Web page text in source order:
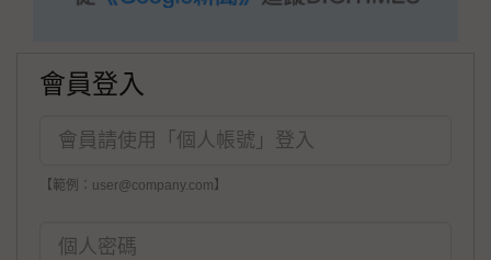
會員登入
【範例：user@company.com】